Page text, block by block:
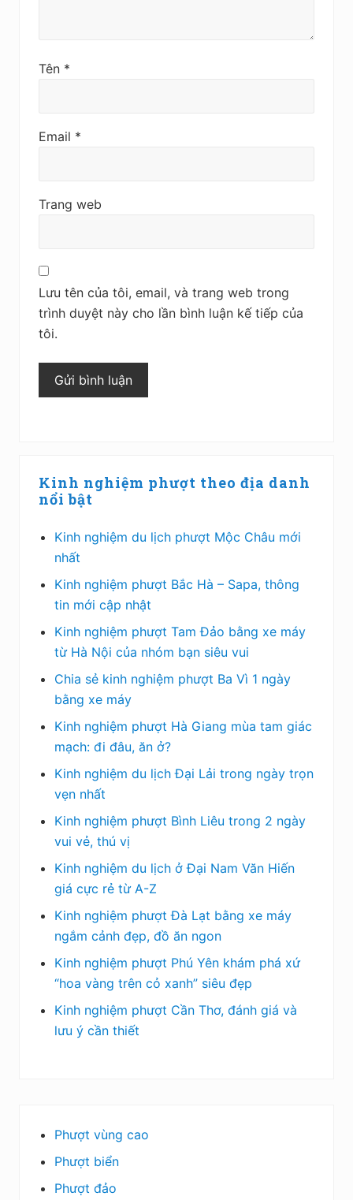
Tên *
Email *
Trang web
Lưu tên của tôi, email, và trang web trong
trình duyệt này cho lần bình luận kế tiếp của
tôi.
Sidebar
chính
Kinh nghiệm phượt theo địa danh
nổi bật
Kinh nghiệm du lịch phượt Mộc Châu mới
nhất
Kinh nghiệm phượt Bắc Hà – Sapa, thông
tin mới cập nhật
Kinh nghiệm phượt Tam Đảo bằng xe máy
từ Hà Nội của nhóm bạn siêu vui
Chia sẻ kinh nghiệm phượt Ba Vì 1 ngày
bằng xe máy
Kinh nghiệm phượt Hà Giang mùa tam giác
mạch: đi đâu, ăn ở?
Kinh nghiệm du lịch Đại Lải trong ngày trọn
vẹn nhất
Kinh nghiệm phượt Bình Liêu trong 2 ngày
vui vẻ, thú vị
Kinh nghiệm du lịch ở Đại Nam Văn Hiến
giá cực rẻ từ A-Z
Kinh nghiệm phượt Đà Lạt bằng xe máy
ngắm cảnh đẹp, đồ ăn ngon
Kinh nghiệm phượt Phú Yên khám phá xứ
“hoa vàng trên cỏ xanh” siêu đẹp
Kinh nghiệm phượt Cần Thơ, đánh giá và
lưu ý cần thiết
Phượt vùng cao
Phượt biển
Phượt đảo